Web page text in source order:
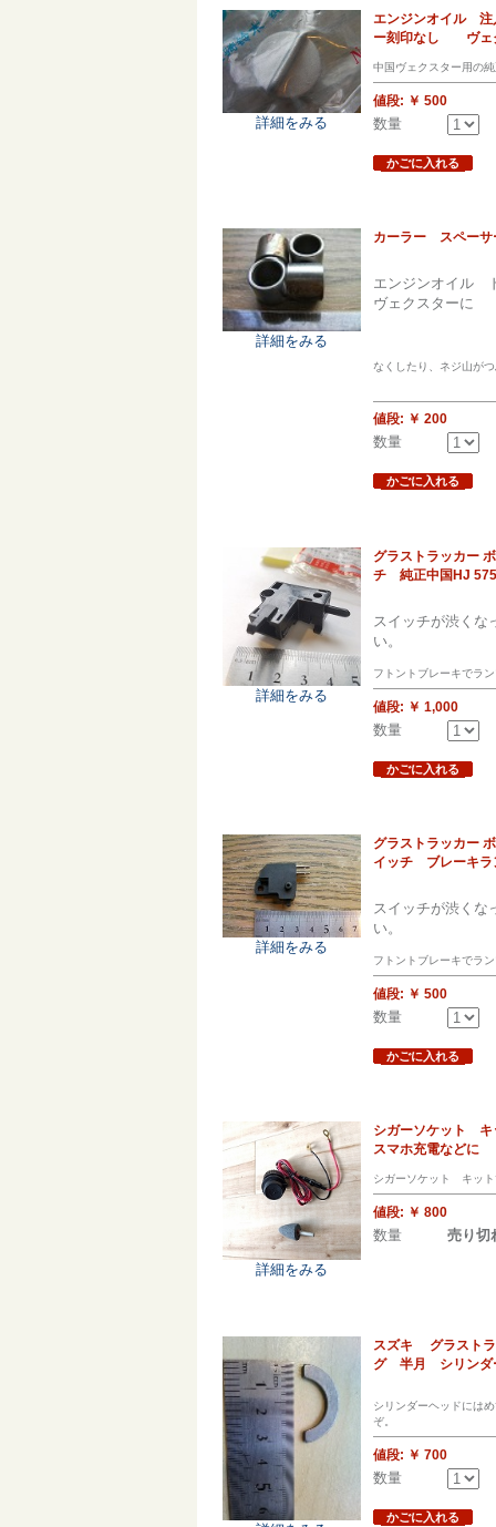
詳細をみる
エンジンオイル
ー刻印なし ヴェ
中国ヴェクスター用の
値段: ￥ 500
数量
かごに入れる
詳細をみる
カーラー スペー
エンジンオイ
ヴェクスターに
なくしたり、ネジ山が
値段: ￥ 200
数量
かごに入れる
詳細をみる
グラストラッカー
チ 純正中国HJ
スイッチが渋くな
い。
フトントブレーキでラ
値段: ￥ 1,000
数量
かごに入れる
詳細をみる
グラストラッカー
イッチ ブレーキ
スイッチが渋くな
い。
フトントブレーキでラ
値段: ￥ 500
数量
かごに入れる
詳細をみる
シガーソケット
スマホ充電などに
シガーソケット キッ
値段: ￥ 800
数量 売り切
スズキ グラスト
グ 半月 シリンダ
シリンダーヘッドには
ぞ。
値段: ￥ 700
数量
かごに入れる